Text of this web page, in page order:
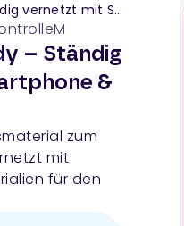
mit Smartphone & Co
– Ständig
&
zum
mit
für den